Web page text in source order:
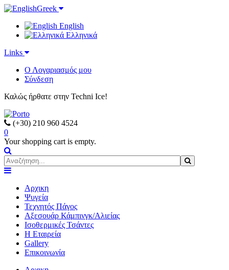
Greek
English
Ελληνικά
Links
Ο Λογαριασμός μου
Σύνδεση
Καλώς ήρθατε στην Techni Ice!
(+30) 210 960 4524
0
Your shopping cart is empty.
Search form
Αρχικη
Ψυγεία
Τεχνητός Πάγος
Αξεσουάρ Κάμπινγκ/Αλιείας
Ισοθερμικές Τσάντες
Η Εταιρεία
Gallery
Επικοινωνία